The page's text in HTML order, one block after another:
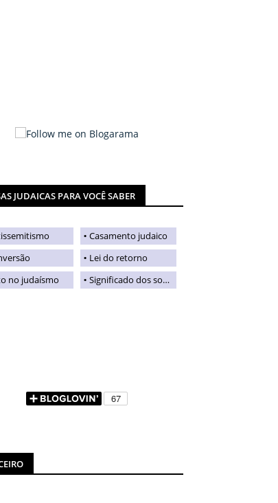
JUDAICAS PARA VOCÊ SABER
Casamento judaico
Lei do retorno
no judaísmo
Significado dos sobrenomes judaicos